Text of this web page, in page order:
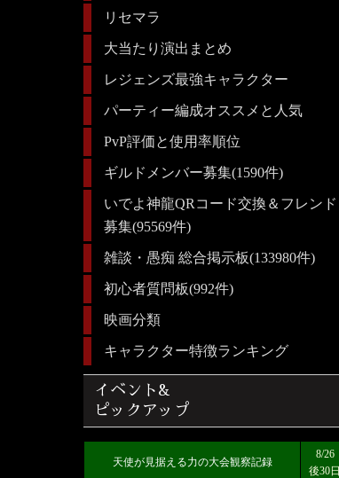
リセマラ
大当たり演出まとめ
レジェンズ最強キャラクター
パーティー編成オススメと人気
PvP評価と使用率順位
ギルドメンバー募集(1590件)
いでよ神龍QRコード交換＆フレンド
募集(95569件)
雑談・愚痴 総合掲示板(133980件)
初心者質問板(992件)
映画分類
キャラクター特徴ランキング
イベント&
ピックアップ
天使が見据える力の大会観察記録
8/26
後30日